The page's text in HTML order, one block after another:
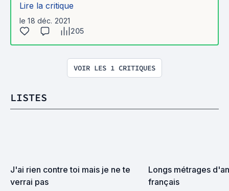
Lire la critique
le 18 déc. 2021
205
VOIR LES 1 CRITIQUES
LISTES
J'ai rien contre toi mais je ne te
verrai pas
Longs métrages
français